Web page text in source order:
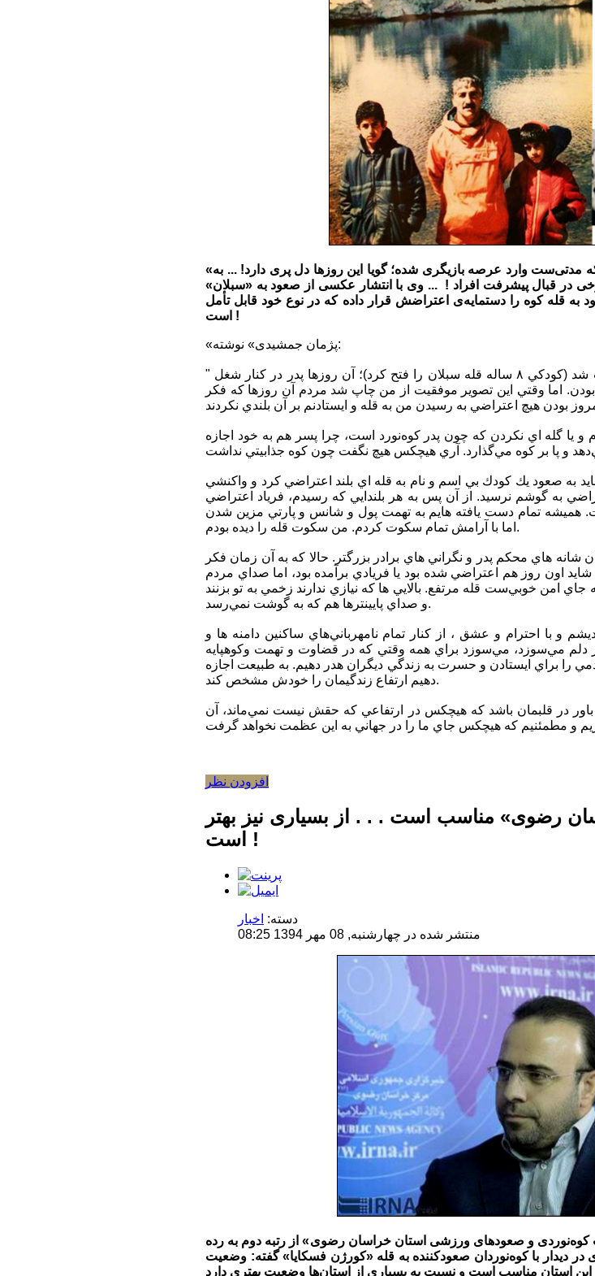
«پژمان جمشیدی» بازیکن سابق فوتبال کشورمان که مدتی‌ست وارد عرصه بازیگری شده؛ گویا این روزها دل پری دارد! ... به
در قبال پیشرفت افراد !‌ ... وی با انتشار عکسی از صعود به «سبلان»
قله کوه‌ را دستمایه‌ی اعتراضش قرار داده که در نوع خود قابل تأمل
است !
«پژمان جمشیدی» نوشته:
" اين اولين عكسي است كه از من در روزنامه چاپ شد (كودكي ٨ ساله قله سبلان را فتح كرد)؛ آن روزها پدر در كنار شغل
اما وقتي اين تصوير موفقيت از من چاپ شد مردم آن روزها كه فكر
و يا گله اي نكردن كه چون پدر كوه‌نورد است، چرا پسر هم به خود اجازه
به صعود يك كودك بي اسم و نام به قله اي بلند اعتراضي كرد و واكنشي
به گوشم نرسيد. از آن پس به هر بلندايي كه رسيدم، فرياد اعتراضي
هميشه تمام دست يافته هايم به تهمت پول و شانس و پارتي مزين شدن
اما با آرامش تمام سكوت كردم. من سكوت قله را ديده بودم.
با خيال همان شانه هاي محكم پدر و نگراني هاي برادر بزرگتر. حالا كه به آن زمان فكر
اون روز هم اعتراضي شده بود يا فريادي برآمده بود، اما صداي مردم
امن خوبي‌ست قله مرتفع. بالايي ها كه نيازي ندارند زخمي به تو بزنند
و صداي پايينترها هم كه به گوشت نمي‌رسد.
و با احترام و عشق ، از كنار تمام نامهرباني‌هاي ساكنين دامنه ها و
كوهپايه‌‎ها عبور مي‌كنم تا ديگر شايد صدايي نشنوم. اما باز دلم مي‌سوزد، مي‌سوزد براي همه وقتي كه در قضاوت و تهمت و
را براي ايستادن و حسرت به زندگي ديگران هدر دهيم. به طبيعت اجازه
دهيم ارتفاع زندگيمان را خودش مشخص كند.
باور در قلبمان باشد كه هيچكس در ارتفاعي كه حقش نيست نمي‌ماند، آن
افزودن نظر
رضوی» مناسب است . . . از بسیاری نیز بهتر
است !
دسته: اخبار
منتشر شده در چهارشنبه, 08 مهر 1394 08:25
و صعودهای ورزشی استان خراسان رضوی» از رتبه دوم به رده
دیدار با کوه‌نوردان صعودکننده به قله «کورژن فسکایا» گفته: وضعیت